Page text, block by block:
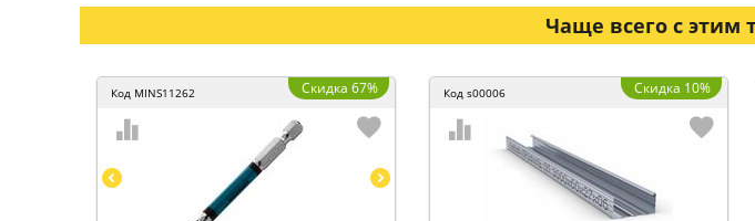
Чаще всего с этим
Код MINS11262 Скидка 67% Код s00006 Скидка 10%